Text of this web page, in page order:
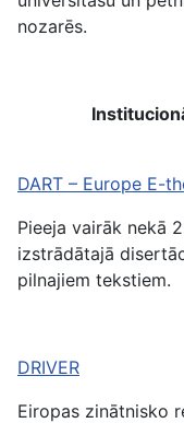
nozarēs.
DART – Europe E-
Pieeja vairāk nekā
izstrādātajā
pilnajiem tekstiem.
DRIVER
Eiropas zinātnisko